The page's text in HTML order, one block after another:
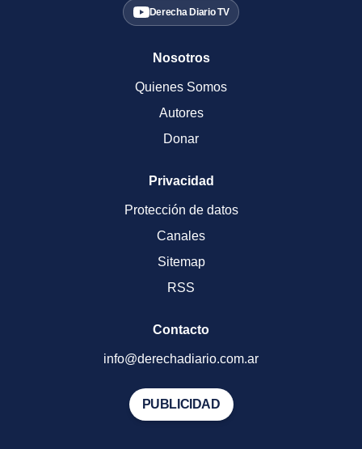
Derecha Diario TV
Nosotros
Quienes Somos
Autores
Donar
Privacidad
Protección de datos
Canales
Sitemap
RSS
Contacto
info@derechadiario.com.ar
PUBLICIDAD